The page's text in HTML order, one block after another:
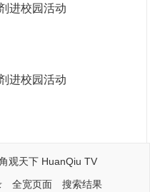
进校园活动
进校园活动
观天下HuanQiu TV
全宽页面 搜索结果